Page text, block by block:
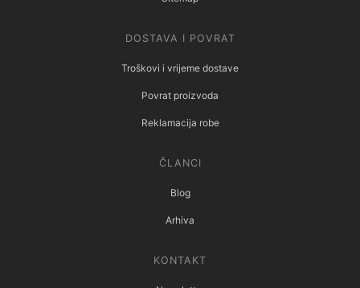
DOSTAVA I POVRAT
Troškovi i vrijeme dostave
Povrat proizvoda
Reklamacija robe
ČLANCI
Blog
Arhiva
KONTAKT